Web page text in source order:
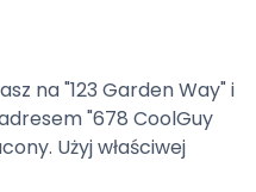
na "123 Garden Way" i
"678 CoolGuy
Użyj właściwej